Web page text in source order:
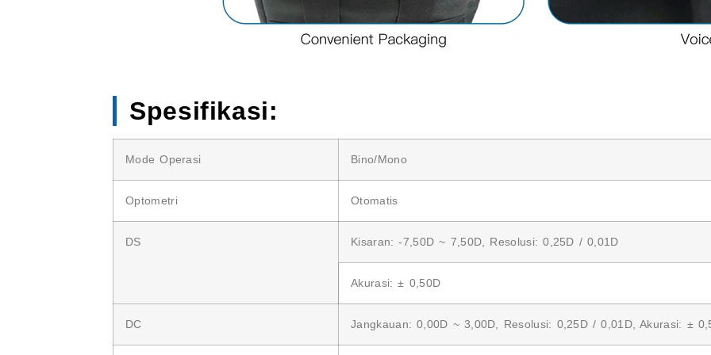
Spesifikasi:
Mode Operasi Bino/Mono
Optometri Otomatis
DS Kisaran: -7,50D ~ 7,50D, Resolusi: 0,25D / 0,01D
Akurasi: ± 0,50D
DC Jangkauan: 0,00D ~ 3,00D, Resolusi: 0,25D / 0,01D, Akurasi: ±